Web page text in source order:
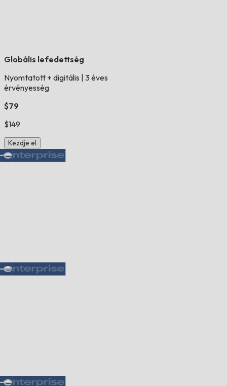
Globális lefedettség
Nyomtatott + digitális 3 éves
érvényesség
$79
$149
Kezdje el